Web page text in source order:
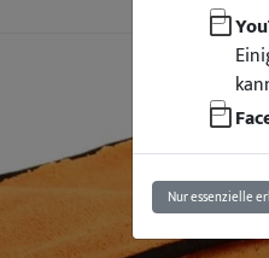
Nur essenzielle